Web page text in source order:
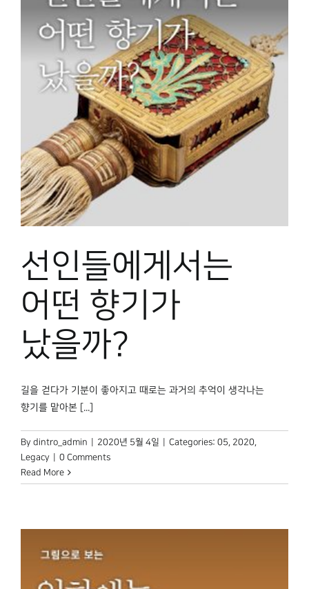
선인들에게서는
어떤 향기가
났을까?
길을 걷다가 기분이 좋아지고 때로는 과거의 추억이 생각나는
향기를 맡아본 [...]
By dintro_admin 2020년 5월 4일 Categories: 05, 2020,
Legacy
0 Comments
Read More